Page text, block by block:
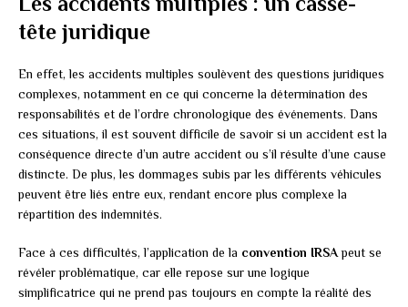
tête juridique
En effet, les accidents multiples soulèvent des questions juridiques
complexes, notamment en ce qui concerne la détermination des
responsabilités et de l’ordre chronologique des événements. Dans
ces situations, il est souvent difficile de savoir si un accident est la
conséquence directe d’un autre accident ou s’il résulte d’une cause
distincte. De plus, les dommages subis par les différents véhicules
peuvent être liés entre eux, rendant encore plus complexe la
répartition des indemnités.
Face à ces difficultés, l’application de la convention IRSApeut se
révéler problématique, car elle repose sur une logique
simplificatrice qui ne prend pas toujours en compte la réalité des